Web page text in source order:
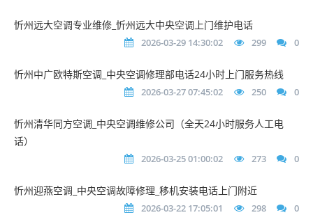
忻州远大空调专业维修_忻州远大中央空调上门维护电话
2026-03-29 14:30:02 299 0
忻州中广欧特斯空调_中央空调修理部电话24小时上门服务热线
2026-03-27 07:45:02 250 0
忻州清华同方空调_中央空调维修公司（全天24小时服务人工电
话）
2026-03-25 01:00:02 273 0
忻州迎燕空调_中央空调故障修理_移机安装电话上门附近
2026-03-22 17:05:01 298 0